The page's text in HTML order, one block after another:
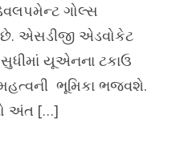
ગોલ્સ
છે. એસડીજી એડવોકેટ
સુધીમાં યૂએનના ટકાઉ
મહત્વની ભૂમિકા ભજવશે.
અંત […]